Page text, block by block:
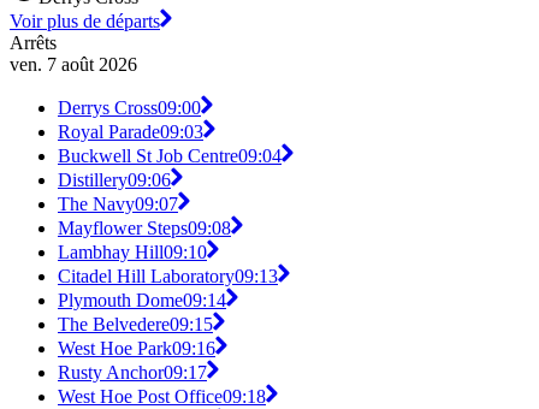
Voir plus de départs
Arrêts
ven. 7 août 2026
Derrys Cross09:00
Royal Parade09:03
Buckwell St Job Centre09:04
Distillery09:06
The Navy09:07
Mayflower Steps09:08
Lambhay Hill09:10
Citadel Hill Laboratory09:13
Plymouth Dome09:14
The Belvedere09:15
West Hoe Park09:16
Rusty Anchor09:17
West Hoe Post Office09:18